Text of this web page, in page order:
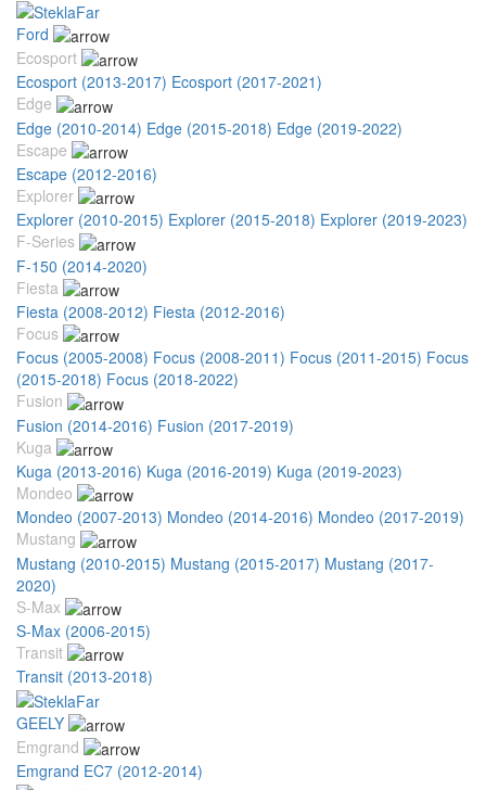
Ford
Ecosport
Ecosport (2013-2017) Ecosport (2017-2021)
Edge
Edge (2010-2014) Edge (2015-2018) Edge (2019-2022)
Escape
Escape (2012-2016)
Explorer
Explorer (2010-2015) Explorer (2015-2018) Explorer (2019-2023)
F-Series
F-150 (2014-2020)
Fiesta
Fiesta (2008-2012) Fiesta (2012-2016)
Focus
Focus (2005-2008) Focus (2008-2011) Focus (2011-2015) Focus
(2015-2018) Focus (2018-2022)
Fusion
Fusion (2014-2016) Fusion (2017-2019)
Kuga
Kuga (2013-2016) Kuga (2016-2019) Kuga (2019-2023)
Mondeo
Mondeo (2007-2013) Mondeo (2014-2016) Mondeo (2017-2019)
Mustang
Mustang (2010-2015) Mustang (2015-2017) Mustang (2017-
2020)
S-Max
S-Max (2006-2015)
Transit
Transit (2013-2018)
GEELY
Emgrand
Emgrand EC7 (2012-2014)